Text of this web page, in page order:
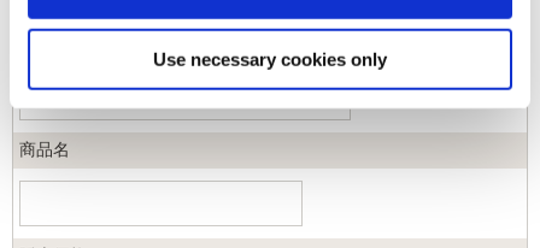
Use necessary cookies only
商品名